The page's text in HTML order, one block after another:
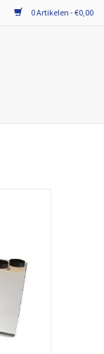
0 Artikelen - €0,00